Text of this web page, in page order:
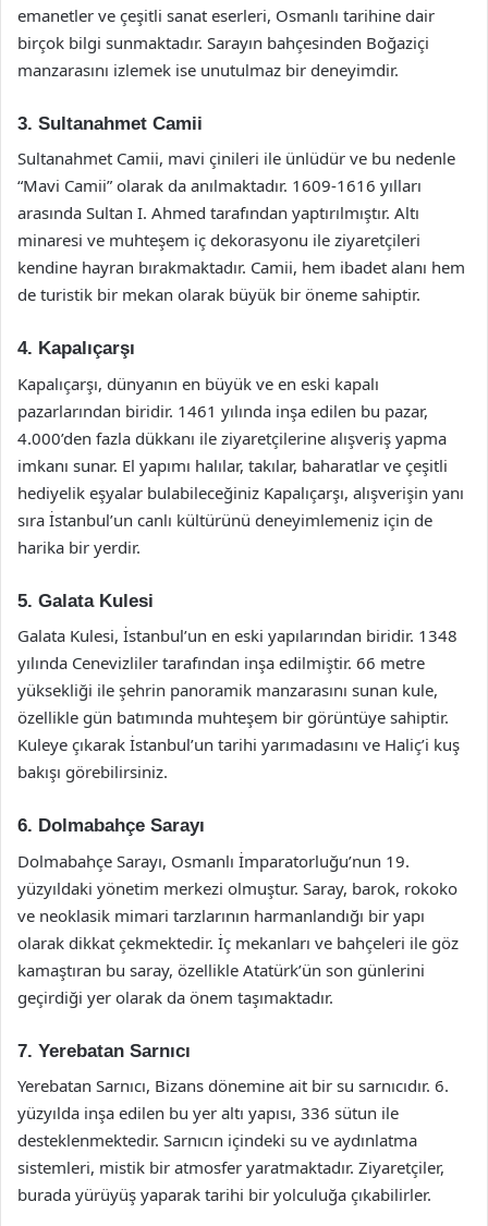
emanetler ve çeşitli sanat eserleri, Osmanlı tarihine dair
birçok bilgi sunmaktadır. Sarayın bahçesinden Boğaziçi
manzarasını izlemek ise unutulmaz bir deneyimdir.
3. Sultanahmet Camii
Sultanahmet Camii, mavi çinileri ile ünlüdür ve bu nedenle
“Mavi Camii” olarak da anılmaktadır. 1609-1616 yılları
arasında Sultan I. Ahmed tarafından yaptırılmıştır. Altı
minaresi ve muhteşem iç dekorasyonu ile ziyaretçileri
kendine hayran bırakmaktadır. Camii, hem ibadet alanı hem
de turistik bir mekan olarak büyük bir öneme sahiptir.
4. Kapalıçarşı
Kapalıçarşı, dünyanın en büyük ve en eski kapalı
pazarlarından biridir. 1461 yılında inşa edilen bu pazar,
4.000’den fazla dükkanı ile ziyaretçilerine alışveriş yapma
imkanı sunar. El yapımı halılar, takılar, baharatlar ve çeşitli
hediyelik eşyalar bulabileceğiniz Kapalıçarşı, alışverişin yanı
sıra İstanbul’un canlı kültürünü deneyimlemeniz için de
harika bir yerdir.
5. Galata Kulesi
Galata Kulesi, İstanbul’un en eski yapılarından biridir. 1348
yılında Cenevizliler tarafından inşa edilmiştir. 66 metre
yüksekliği ile şehrin panoramik manzarasını sunan kule,
özellikle gün batımında muhteşem bir görüntüye sahiptir.
Kuleye çıkarak İstanbul’un tarihi yarımadasını ve Haliç’i kuş
bakışı görebilirsiniz.
6. Dolmabahçe Sarayı
Dolmabahçe Sarayı, Osmanlı İmparatorluğu’nun 19.
yüzyıldaki yönetim merkezi olmuştur. Saray, barok, rokoko
ve neoklasik mimari tarzlarının harmanlandığı bir yapı
olarak dikkat çekmektedir. İç mekanları ve bahçeleri ile göz
kamaştıran bu saray, özellikle Atatürk’ün son günlerini
geçirdiği yer olarak da önem taşımaktadır.
7. Yerebatan Sarnıcı
Yerebatan Sarnıcı, Bizans dönemine ait bir su sarnıcıdır. 6.
yüzyılda inşa edilen bu yer altı yapısı, 336 sütun ile
desteklenmektedir. Sarnıcın içindeki su ve aydınlatma
sistemleri, mistik bir atmosfer yaratmaktadır. Ziyaretçiler,
burada yürüyüş yaparak tarihi bir yolculuğa çıkabilirler.